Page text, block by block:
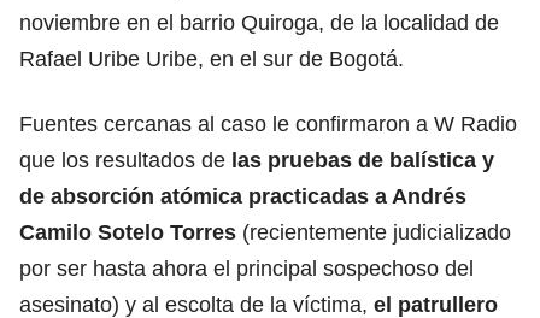
noviembre en el barrio Quiroga, de la localidad de
Rafael Uribe Uribe, en el sur de Bogotá.
Fuentes cercanas al caso le confirmaron a W Radio
que los resultados de las pruebas de balística y
de absorción atómica practicadas a Andrés
Camilo Sotelo Torres (recientemente judicializado
por ser hasta ahora el principal sospechoso del
asesinato) y al escolta de la víctima, el patrullero